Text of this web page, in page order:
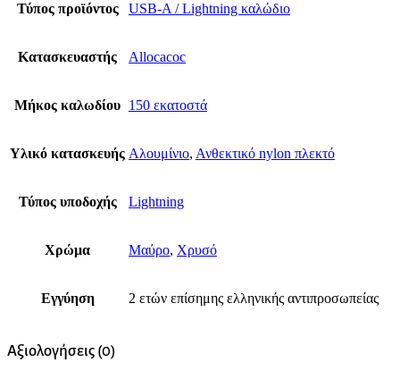
Τύπος προϊόντος USB-A / Lightning καλώδιο
Κατασκευαστής Allocacoc
Μήκος καλωδίου 150 εκατοστά
Υλικό κατασκευής Αλουμίνιο, Ανθεκτικό nylon πλεκτό
Τύπος υποδοχής Lightning
Χρώμα Μαύρο, Χρυσό
Εγγύηση 2 ετών επίσημης ελληνικής αντιπροσωπείας
Αξιολογήσεις (0)